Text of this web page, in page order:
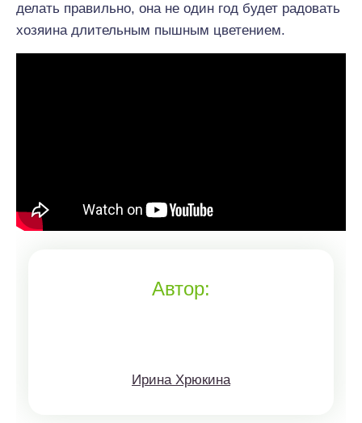
делать правильно, она не один год будет радовать
хозяина длительным пышным цветением.
Автор:
Ирина Хрюкина